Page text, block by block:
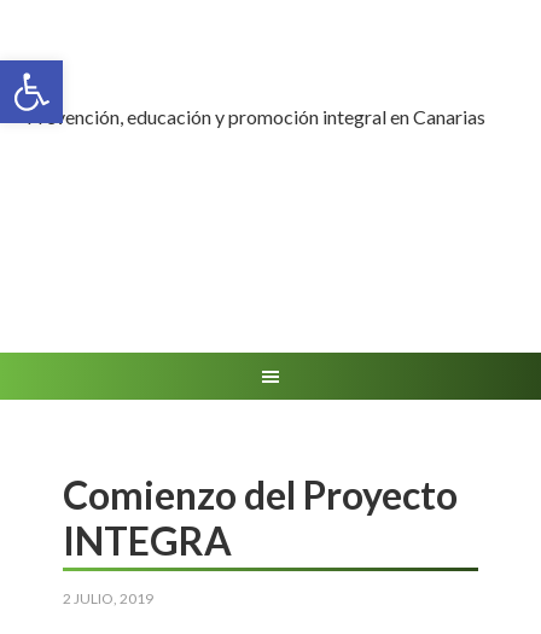
Abrir barra de herramientas
Prevención, educación y promoción integral en Canarias
Comienzo del Proyecto
INTEGRA
2 JULIO, 2019